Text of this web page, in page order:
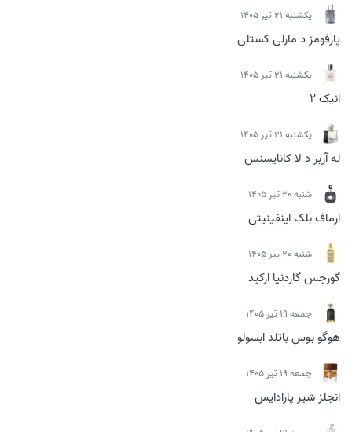
يكشنبه 21 تیر 1405
پارفومز د مارلی کستلی
يكشنبه 21 تیر 1405
انیک 2
يكشنبه 21 تیر 1405
له آربر د لا کانایسنس
شنبه 20 تیر 1405
ارماف بلک اینفینیتی
شنبه 20 تیر 1405
گورجس گاردنیا ارکید
جمعه 19 تیر 1405
هوگو بوس باتلد ابسولو
جمعه 19 تیر 1405
انجلز شیر پارادایس